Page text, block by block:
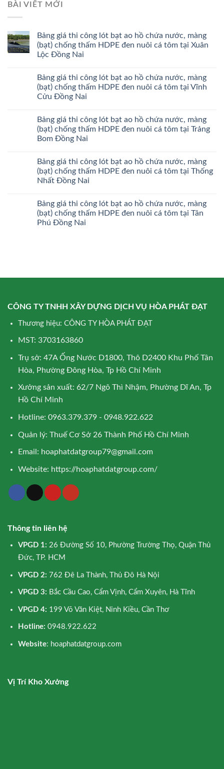
BÀI VIẾT MỚI
Bảng giá thi công lót bạt ao hồ chứa nước, màng
(bạt) chống thấm HDPE đen nuôi cá tôm tại Xuân
Lộc Đồng Nai
Bảng giá thi công lót bạt ao hồ chứa nước, màng
(bạt) chống thấm HDPE đen nuôi cá tôm tại Vĩnh
Cửu Đồng Nai
Bảng giá thi công lót bạt ao hồ chứa nước, màng
(bạt) chống thấm HDPE đen nuôi cá tôm tại Trảng
Bom Đồng Nai
Bảng giá thi công lót bạt ao hồ chứa nước, màng
(bạt) chống thấm HDPE đen nuôi cá tôm tại Thống
Nhất Đồng Nai
Bảng giá thi công lót bạt ao hồ chứa nước, màng
(bạt) chống thấm HDPE đen nuôi cá tôm tại Tân
Phú Đồng Nai
CÔNG TY TNHH XÂY DỰNG DỊCH VỤ HÒA PHÁT ĐẠT
Thương hiệu: CÔNG TY HÒA PHÁT ĐẠT
MST: 3703163860
Trụ sở: 47A Ống Nước D1800, Thô D2400 Khu Phố Tân
Hòa, Phường Đông Hòa, Tp Hồ Chí Minh
Xưởng sản xuất: 62/7 Ngô Thì Nhậm, Phường Dĩ An, Tp
Hồ Chí Minh
Hotline: 0963.379.379 - 0948.922.622
Quản lý: Thuế Cơ Sở 26 Thành Phố Hồ Chí Minh
Email: hoaphatdatgroup79@gmail.com
Website: https://hoaphatdatgroup.com/
Thông tin liên hệ
VPGD 1: 26 Đường Số 10, Phường Trường Thọ, Quận Thủ
Đức, TP. HCM
VPGD 2: 762 Đê La Thành, Thủ Đô Hà Nội
VPGD 3: Bắc Cầu Cao, Cẩm Vịnh, Cẩm Xuyên, Hà Tĩnh
VPGD 4: 199 Võ Văn Kiệt, Ninh Kiều, Cần Thơ
Hotline: 0948.922.622
Website: hoaphatdatgroup.com
Vị Trí Kho Xưởng